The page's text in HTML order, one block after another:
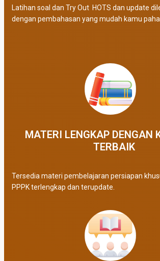
Latihan soal dan Try Out HOTS dan update
dengan pembahasan yang mudah kamu
MATERI LENGKAP DENGAN
TERBAIK​
Tersedia materi pembelajaran persiapan
PPPK terlengkap dan terupdate.